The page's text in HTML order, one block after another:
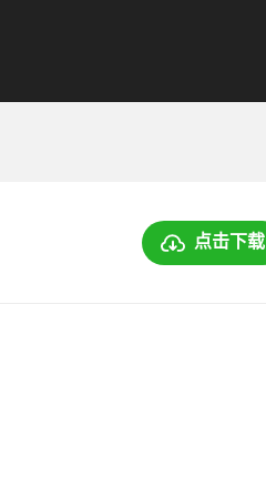
点击下载